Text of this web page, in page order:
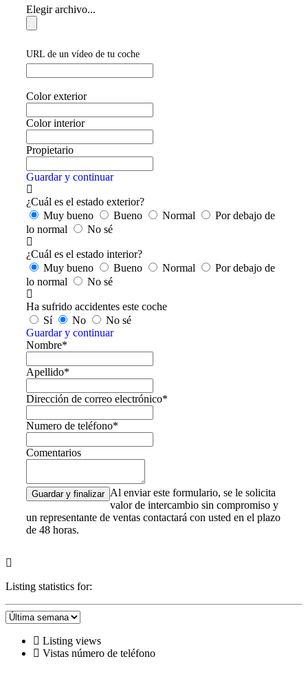
Elegir archivo...
URL de un vídeo de tu coche
Color exterior
Color interior
Propietario
Guardar y continuar
¿Cuál es el estado exterior?
Muy bueno
Bueno Normal
Por debajo de
lo normal
No sé
¿Cuál es el estado interior?
Muy bueno
Bueno Normal
Por debajo de
lo normal
No sé
Ha sufrido accidentes este coche
Sí
No
No sé
Guardar y continuar
Nombre*
Apellido*
Dirección de correo electrónico*
Numero de teléfono*
Comentarios
Al enviar este formulario, se le solicita
valor de intercambio sin compromiso y
un representante de ventas contactará con usted en el plazo
de 48 horas.
Listing statistics for:
Listing views
Vistas número de teléfono